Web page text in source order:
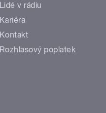
Lidé v rádiu
Kariéra
Kontakt
Rozhlasový poplatek